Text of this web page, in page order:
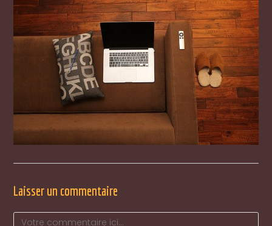
Laisser un commentaire
Comment